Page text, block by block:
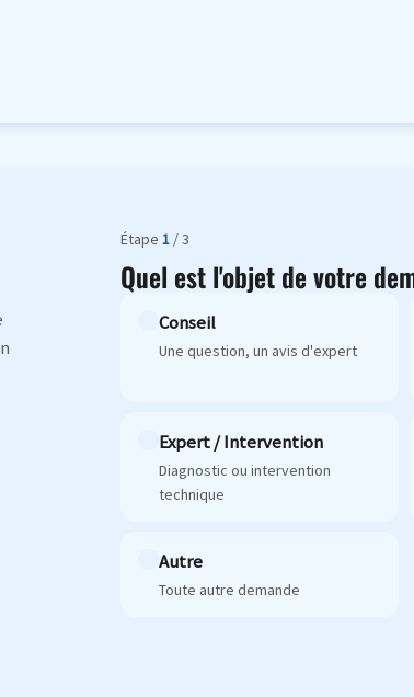
Étape1 / 3
Quel est l'objet de votre
Conseil
Une question, un avis d'expert
Expert / Intervention
Diagnostic ou intervention
technique
Autre
Toute autre demande